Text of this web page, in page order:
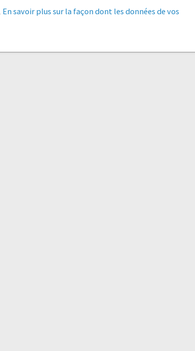
En savoir plus sur la façon dont les données de vos